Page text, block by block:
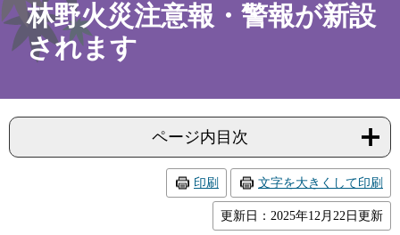
林野火災注意報・警報が新設
されます
ページ内目次
印刷 文字を大きくして印刷
更新日：2025年12月22日更新